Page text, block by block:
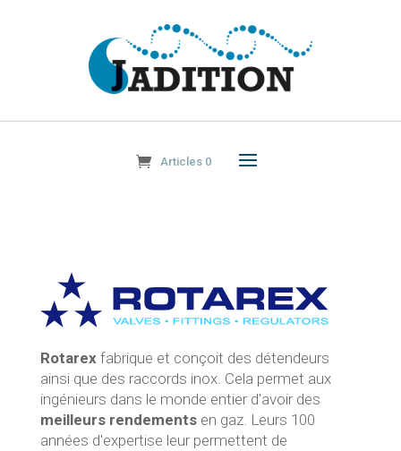
Articles 0
Rotarexfabrique et conçoit des détendeurs
ainsi que des raccords inox. Cela permet aux
ingénieurs dans le monde entier d'avoir des
meilleurs rendementsen gaz. Leurs 100
années d'expertise leur permettent de